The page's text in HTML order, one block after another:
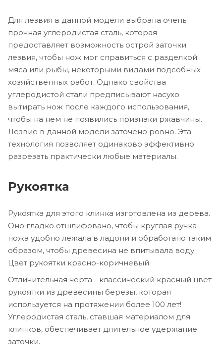
Для лезвия в данной модели выбрана очень
прочная углеродистая сталь, которая
предоставляет возможность острой заточки
лезвия, чтобы нож мог справиться с разделкой
мяса или рыбы, некоторыми видами подсобных
хозяйственных работ. Однако свойства
углеродистой стали предписывают насухо
вытирать нож после каждого использования,
чтобы на нем не появились признаки ржавчины.
Лезвие в данной модели заточено ровно. Эта
технология позволяет одинаково эффективно
разрезать практически любые материалы.
Рукоятка
Рукоятка для этого клинка изготовлена из дерева.
Оно гладко отшлифовано, чтобы круглая ручка
ножа удобно лежала в ладони и обработано таким
образом, чтобы древесина не впитывала воду.
Цвет рукоятки красно-коричневый.
Отличительная черта - классический красный цвет
рукоятки из древесины березы, которая
используется на протяжении более 100 лет!
Углеродистая сталь, ставшая материалом для
клинков, обеспечивает длительное удержание
заточки.